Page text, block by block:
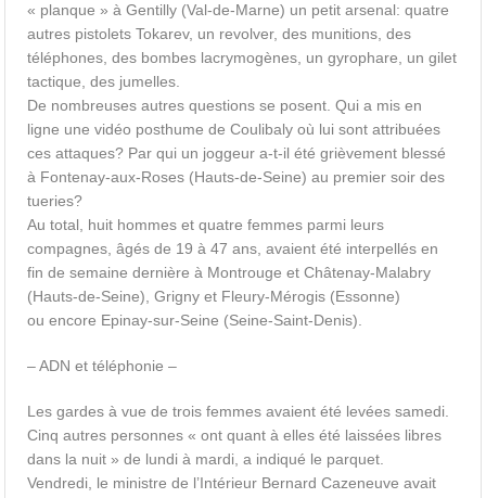
« planque » à Gentilly (Val-de-Marne) un petit arsenal: quatre
autres pistolets Tokarev, un revolver, des munitions, des
téléphones, des bombes lacrymogènes, un gyrophare, un gilet
tactique, des jumelles.
De nombreuses autres questions se posent. Qui a mis en
ligne une vidéo posthume de Coulibaly où lui sont attribuées
ces attaques? Par qui un joggeur a-t-il été grièvement blessé
à Fontenay-aux-Roses (Hauts-de-Seine) au premier soir des
tueries?
Au total, huit hommes et quatre femmes parmi leurs
compagnes, âgés de 19 à 47 ans, avaient été interpellés en
fin de semaine dernière à Montrouge et Châtenay-Malabry
(Hauts-de-Seine), Grigny et Fleury-Mérogis (Essonne)
ou encore Epinay-sur-Seine (Seine-Saint-Denis).
– ADN et téléphonie –
Les gardes à vue de trois femmes avaient été levées samedi.
Cinq autres personnes « ont quant à elles été laissées libres
dans la nuit » de lundi à mardi, a indiqué le parquet.
Vendredi, le ministre de l’Intérieur Bernard Cazeneuve avait